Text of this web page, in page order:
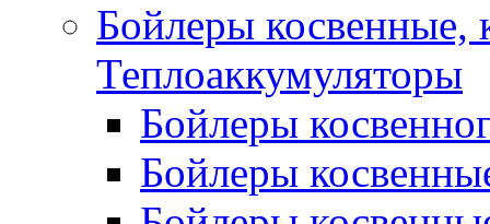
Бойлеры косвенные,
Теплоаккумуляторы
Бойлеры
Бойлеры